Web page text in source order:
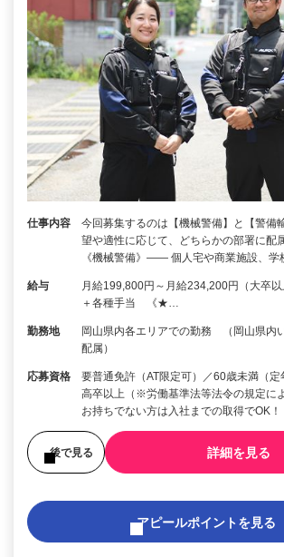
仕事内容
今回募集するのは【機械警備】と【警備
望や適性に応じて、どちらかの部署に
《機械警備》―― 個人宅や商業施設、
給与
月給199,800円～月給234,200円（大卒以
＋各種手当 《★…
勤務地
岡山県内各エリアでの勤務 （岡山県内
配属）
応募資格
要普通免許（AT限定可）／60歳未満（定
高卒以上（※労働基準法等法令の規定に
お持ちでない方は入社までの取得でOK！
後で見る 詳細を見る
アピールポイントを見る